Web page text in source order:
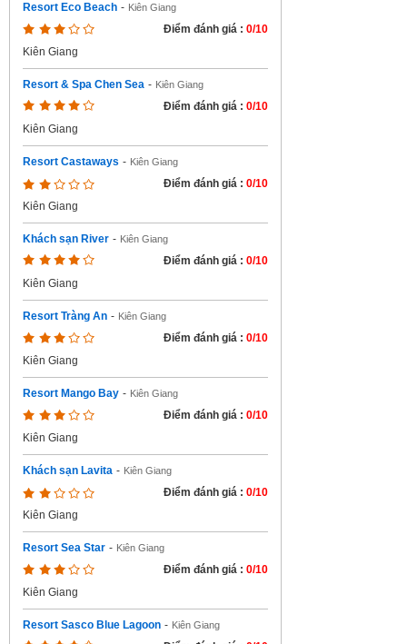
Resort Eco Beach - Kiên Giang
Điểm đánh giá : 0/10
Kiên Giang
Resort & Spa Chen Sea - Kiên Giang
Điểm đánh giá : 0/10
Kiên Giang
Resort Castaways - Kiên Giang
Điểm đánh giá : 0/10
Kiên Giang
Khách sạn River - Kiên Giang
Điểm đánh giá : 0/10
Kiên Giang
Resort Tràng An - Kiên Giang
Điểm đánh giá : 0/10
Kiên Giang
Resort Mango Bay - Kiên Giang
Điểm đánh giá : 0/10
Kiên Giang
Khách sạn Lavita - Kiên Giang
Điểm đánh giá : 0/10
Kiên Giang
Resort Sea Star - Kiên Giang
Điểm đánh giá : 0/10
Kiên Giang
Resort Sasco Blue Lagoon - Kiên Giang